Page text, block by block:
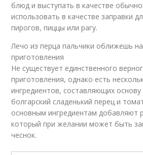
Болгарский перец
перца
Лечо с томатным
соусом
блюд и выступать в качестве
использовать в качестве заправки
пирогов, пиццы или рагу.
Лечо из перца пальчики оближешь
приготовления
Не существует единственного
приготовления, однако есть
ингредиентов, составляющих основу
болгарский сладенький перец и
основным ингредиентам добавляют
который при желании может быть
чеснок.